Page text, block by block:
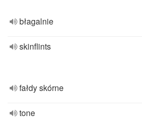
błagalnie
skinflints
fałdy skórne
tone